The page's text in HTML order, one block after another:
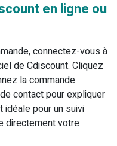
en ligne ou
connectez-vous à
de Cdiscount. Cliquez
la commande
contact pour expliquer
pour un suivi
directement votre